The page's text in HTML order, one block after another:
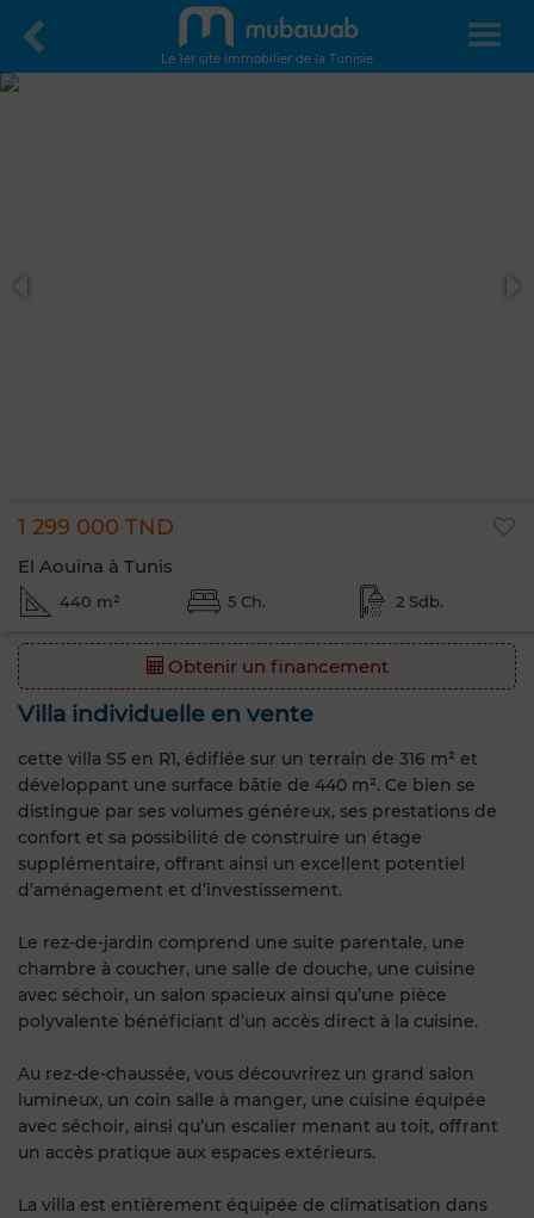
Le 1er site immobilier de la Tunisie
1 299 000 TND
El Aouina à Tunis
440 m² 5 Ch. 2 Sdb.
Obtenir un financement
Villa individuelle en vente
cette villa S5 en R1, édifiée sur un terrain de 316 m² et
développant une surface bâtie de 440 m². Ce bien se
distingue par ses volumes généreux, ses prestations de
confort et sa possibilité de construire un étage
supplémentaire, offrant ainsi un excellent potentiel
d’aménagement et d’investissement.
Le rez-de-jardin comprend une suite parentale, une
chambre à coucher, une salle de douche, une cuisine
avec séchoir, un salon spacieux ainsi qu’une pièce
polyvalente bénéficiant d’un accès direct à la cuisine.
Au rez-de-chaussée, vous découvrirez un grand salon
lumineux, un coin salle à manger, une cuisine équipée
avec séchoir, ainsi qu’un escalier menant au toit, offrant
un accès pratique aux espaces extérieurs.
La villa est entièrement équipée de climatisation dans